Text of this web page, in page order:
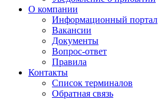
О компании
Информационный портал
Вакансии
Документы
Вопрос-ответ
Правила
Контакты
Список терминалов
Обратная связь